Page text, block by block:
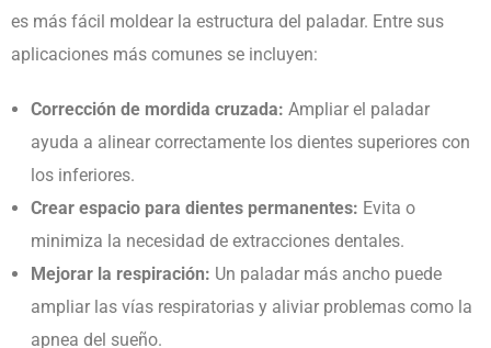
es más fácil moldear la estructura del paladar. Entre sus
aplicaciones más comunes se incluyen:
Corrección de mordida cruzada: Ampliar el paladar
ayuda a alinear correctamente los dientes superiores con
los inferiores.
Crear espacio para dientes permanentes: Evita o
minimiza la necesidad de extracciones dentales.
Mejorar la respiración: Un paladar más ancho puede
ampliar las vías respiratorias y aliviar problemas como la
apnea del sueño.